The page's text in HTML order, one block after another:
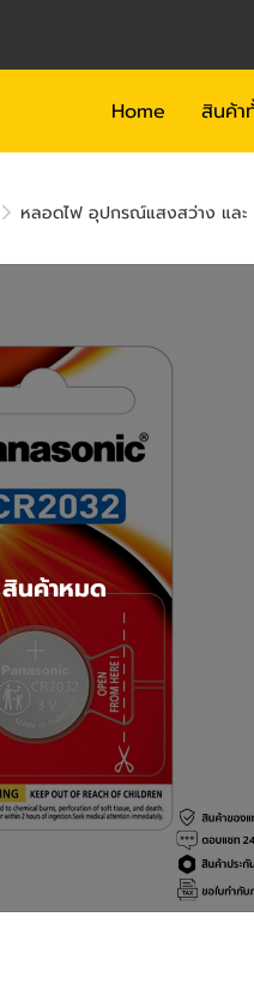
Home สินค้า
หลอดไฟ อุปกรณ์แสงสว่าง และ
สินค้าหมด